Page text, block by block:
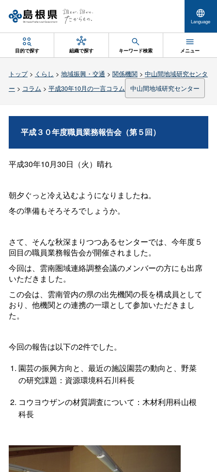
Language
目的で探す 組織で探す キーワード検索 メニュー
トップ> くらし > 地域振興・交通 > 関係機関> 中山間地域研究センタ
ー > コラム > 平成30年10月の一言コラム 中山間地域研究センター
平成３０年度職員業務報告会（第５回）
平成30年10月30日（火）晴れ
朝夕ぐっと冷え込むようになりましたね。
冬の準備もそろそろでしょうか。
さて、そんな秋深まりつつあるセンターでは、今年度５
回目の職員業務報告会が開催されました。
今回は、雲南圏域連絡調整会議のメンバーの方にも出席
いただきました。
この会は、雲南管内の県の出先機関の長を構成員として
おり、他機関との連携の一環として参加いただきまし
た。
今回の報告は以下の2件でした。
園芸の振興方向と、最近の施設園芸の動向と、野菜
の研究課題：資源環境科石川科長
コウヨウザンの材質調査について：木材利用科山根
科長